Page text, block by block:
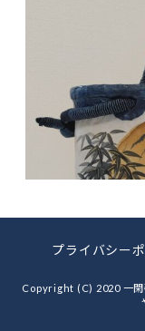
プライバシー
Copyright (C) 2020 一閑